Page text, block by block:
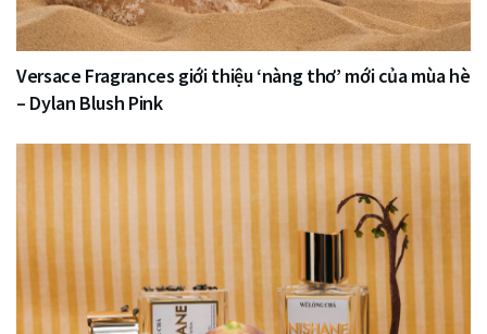
Versace Fragrances giới thiệu ‘nàng thơ’ mới của mùa hè
– Dylan Blush Pink